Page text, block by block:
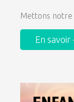
Mettons notre
En savoir